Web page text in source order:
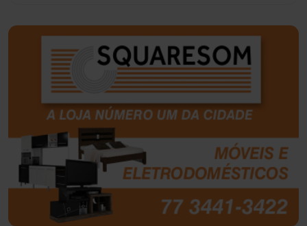
Bom Jesus da Lapa (507)
Boquira (152)
Botuporã
Brasil (7680)
Brumado (31958)